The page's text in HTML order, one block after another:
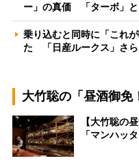
ー」の真価 「ターボ」
乗り込むと同時に「これ
た 「日産ルークス」さ
大竹聡の「昼酒御免
【大竹聡の
「マンハッ